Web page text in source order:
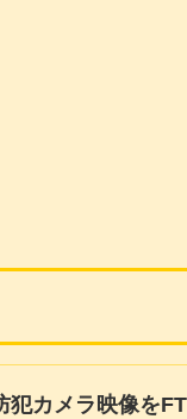
犯カメラ映像を